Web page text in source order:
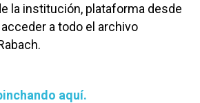
la institución, plataforma desde
a todo el archivo
aquí.